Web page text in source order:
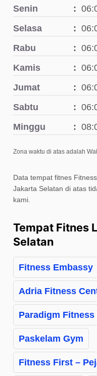
Senin
Selasa
Rabu
Kamis
Jumat
Sabtu
Minggu
Zona waktu di atas adalah
Data tempat fitnes
Jakarta Selatan di atas
kami.
Tempat Fitnes
Selatan
Fitness Embassy
Adria Fitness
Paradigm
Paskelam Gym
Fitness First –